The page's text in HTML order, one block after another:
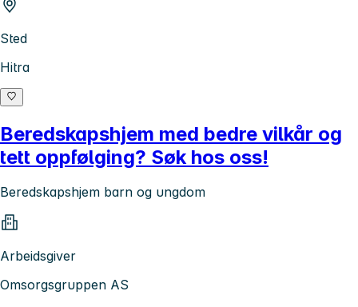
Sted
Hitra
Beredskapshjem med bedre vilkår og
tett oppfølging? Søk hos oss!
Beredskapshjem barn og ungdom
Arbeidsgiver
Omsorgsgruppen AS